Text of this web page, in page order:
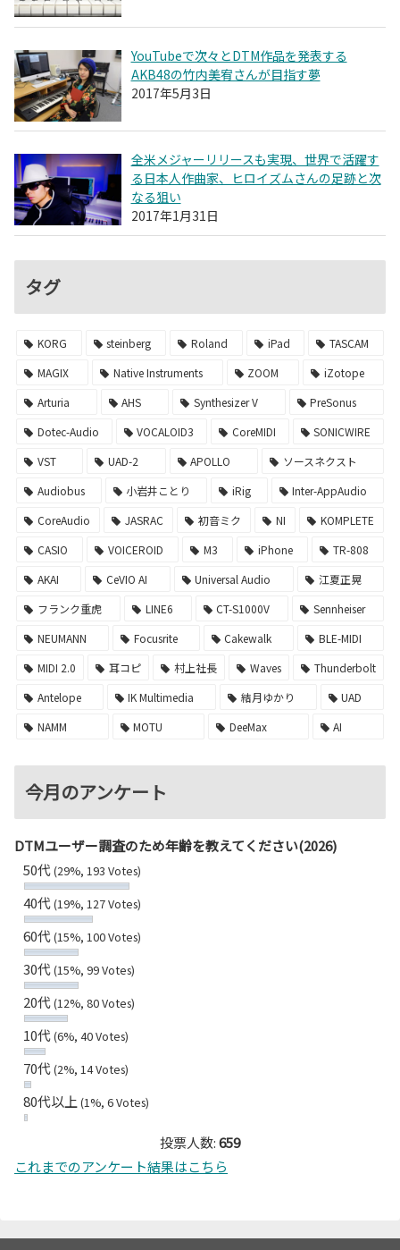
YouTubeで次々とDTM作品を発表する
AKB48の竹内美宥さんが目指す夢
2017年5月3日
全米メジャーリリースも実現、世界で活躍す
る日本人作曲家、ヒロイズムさんの足跡と次
なる狙い
2017年1月31日
タグ
KORG steinberg Roland iPad
TASCAM
MAGIX
Native Instruments ZOOM
iZotope
Arturia
AHS Synthesizer V
PreSonus
Dotec-Audio
VOCALOID3 CoreMIDI
SONICWIRE
VST
UAD-2 APOLLO
ソースネクスト
Audiobus
小岩井ことり iRig
Inter-AppAudio
CoreAudio
JASRAC 初音ミク NI
KOMPLETE
CASIO
VOICEROID M3 iPhone
TR-808
AKAI
CeVIO AI Universal Audio
江夏正晃
フランク重虎
LINE6 CT-S1000V
Sennheiser
NEUMANN
Focusrite Cakewalk
BLE-MIDI
MIDI 2.0
耳コピ 村上社長 Waves
Thunderbolt
Antelope
IK Multimedia 結月ゆかり
UAD
NAMM
MOTU DeeMax AI
今月のアンケート
DTMユーザー調査のため年齢を教えてください(2026)
50代(29%, 193 Votes)
40代(19%, 127 Votes)
60代(15%, 100 Votes)
30代(15%, 99 Votes)
20代(12%, 80 Votes)
10代(6%, 40 Votes)
70代(2%, 14 Votes)
80代以上 (1%, 6 Votes)
投票人数:659
これまでのアンケート結果はこちら